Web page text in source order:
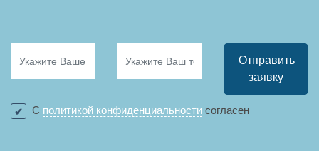
Отправить
заявку
С политикой конфиденциальности согласен